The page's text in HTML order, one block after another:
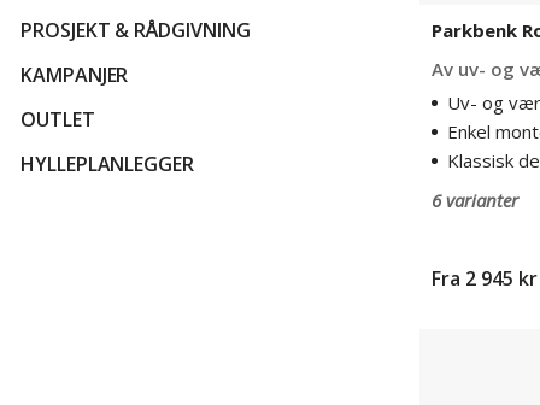
PROSJEKT & RÅDGIVNING
KAMPANJER
OUTLET
HYLLEPLANLEGGER
Parkbenk
Av uv- og
Uv- og
Enkel
Klassisk
6 varianter
Fra 2 945 kr